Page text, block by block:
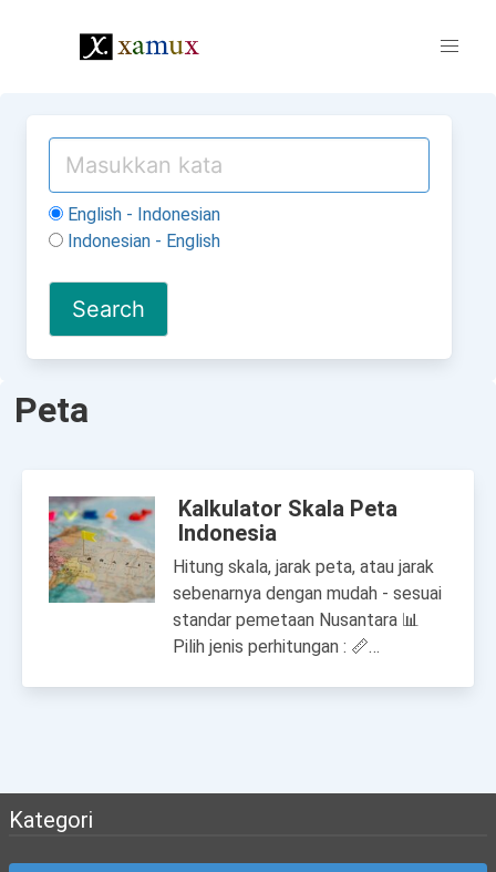
English - Indonesian
Indonesian - English
Peta
Kalkulator Skala Peta
Indonesia
Hitung skala, jarak peta, atau jarak
sebenarnya dengan mudah - sesuai
standar pemetaan Nusantara 📊
Pilih jenis perhitungan : 📏…
Kategori